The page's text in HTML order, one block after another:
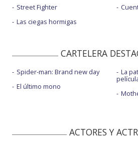
Street Fighter
Las ciegas hormigas
CARTELERA
Spider-man: Brand new day
El último mono
La
ACTORES Y